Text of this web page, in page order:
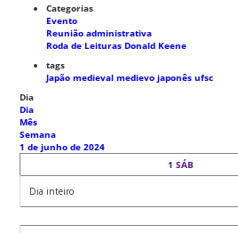
Categorias
Evento
Reunião administrativa
Roda de Leituras Donald Keene
tags
Japão medievalmedievo japonêsufsc
Dia
Dia
Mês
Semana
1 de junho de 2024
1 SÁB
Dia inteiro